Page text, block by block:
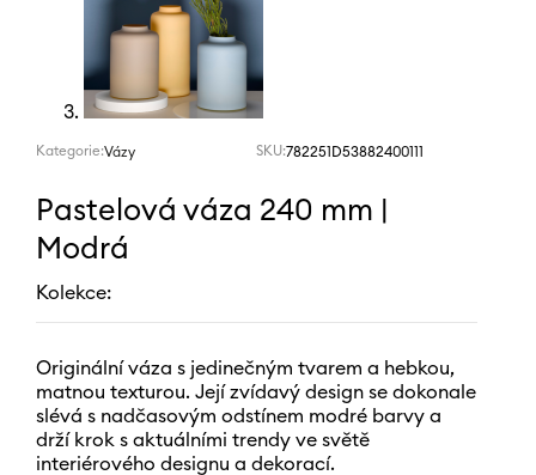
Kategorie:Vázy SKU:782251D53882400111
Pastelová váza 240 mm |
Modrá
Kolekce:
Originální váza s jedinečným tvarem a hebkou,
matnou texturou. Její zvídavý design se dokonale
slévá s nadčasovým odstínem modré barvy a
drží krok s aktuálními trendy ve světě
interiérového designu a dekorací.